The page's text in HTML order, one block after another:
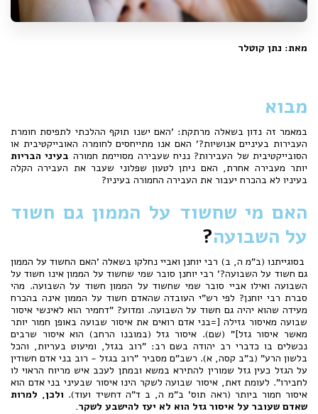
מאת: נתן קוטלר
מבוא
במאמר זה נדון בשאלה מרתקת: 'האם ישנו תוקף ההלכתי לתפיסת חומרת
העבירות בעיניים אנושיות?' האם אנו מתייחסים לחומרה האובייקטיבית או
הסובייקטיבית של העבירות? נניח שעבירה מסויימת חמורה בעיני הבריות
יותר מעבירה אחרת, האם ניתן לטעון שפלוני שעבר את העבירה הקלה
בעיניו לא בהכרח יעבור את העבירה החמורה בעיניו?
האם מי שחשוד על הממון גם חשוד
על השבועה?
בסוגייתנו (ב"מ ה, ב) רבי יוחנן ואביי נחלקו בשאלה 'האם החשוד על הממון
גם חשוד על השבועה?' רבי יוחנן סובר שמי שחשוד על הממון אינו חשוד על
השבועה ואילו אביי סובר שמי שחשוד על הממון חשוד על השבועה. מהי
סברת רבי יוחנן? לפי רש"י העובדה שהאדם חשוד על הממון אינה בהכרח
מעידה שהוא יהיה גם חשוד על השבועה. ומדוע? "דחמיר הוא לאינשי איסור
שבועה מאיסור גזילה [=בני אדם רואים את איסור שבועה באופן חמור יותר
מאשר איסור גזל]" (שם). איסור גזל (במובנו הרחב) הוא איסור שרבים
נכשלים בו כדברי רב יהודה בשם רב: "רוב בגזל, ומיעוט בעריות, והכל
בלשון הרע" (ב"ב קסה, א). רשב"ם מסביר "רוב בגזל - רוב בני אדם חשודין
על הגזל כעין גזל שמורין להתירא במשא ובמתן לעכב איש מריוח הראוי לו
לחבירו". לעומת זאת, איסור שבועה לשקר הינו איסור שבעיני בני אדם הוא
איסור חמור ביותר (ראה תוס' ב"מ ה, ב ד"ה דחשיד ועוד). ולכן, למרות
שאדם שעובר על איסור גזל הוא לא יעז להישבע לשקר.